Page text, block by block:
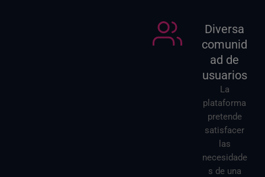
Diversa
comunid
ad de
usuarios
La
plataforma
pretende
satisfacer
las
necesidade
s de una